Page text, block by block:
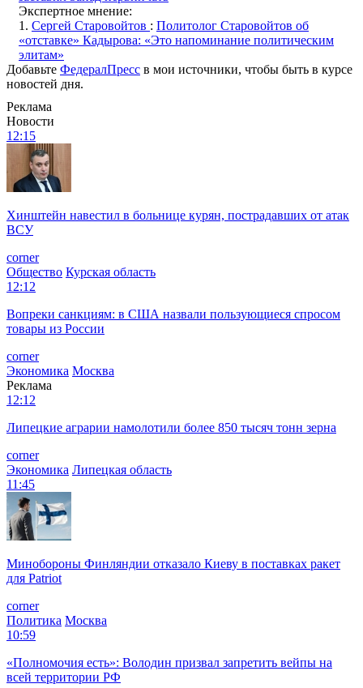
Экспертное мнение:
1. Сергей Старовойтов : Политолог Старовойтов об
«отставке» Кадырова: «Это напоминание политическим
элитам»
Добавьте ФедералПресс в мои источники, чтобы быть в курсе
новостей дня.
Реклама
Новости
12:15
Хинштейн навестил в больнице курян, пострадавших от атак
ВСУ
corner
Общество Курская область
12:12
Вопреки санкциям: в США назвали пользующиеся спросом
товары из России
corner
Экономика Москва
Реклама
12:12
Липецкие аграрии намолотили более 850 тысяч тонн зерна
corner
Экономика Липецкая область
11:45
Минобороны Финляндии отказало Киеву в поставках ракет
для Patriot
corner
Политика Москва
10:59
«Полномочия есть»: Володин призвал запретить вейпы на
всей территории РФ